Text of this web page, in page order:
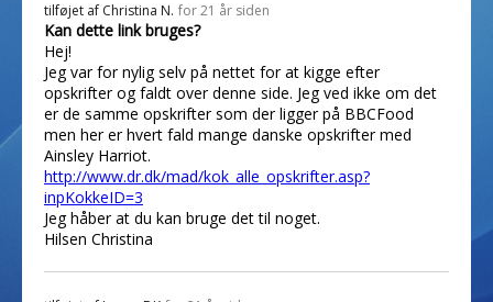
tilføjet af Christina N. for 21 år siden
Kan dette link bruges?
Hej!
Jeg var for nylig selv på nettet for at kigge efter
opskrifter og faldt over denne side. Jeg ved ikke om det
er de samme opskrifter som der ligger på BBCFood
men her er hvert fald mange danske opskrifter med
Ainsley Harriot.
http://www.dr.dk/mad/kok_alle_opskrifter.asp?
inpKokkeID=3
Jeg håber at du kan bruge det til noget.
Hilsen Christina